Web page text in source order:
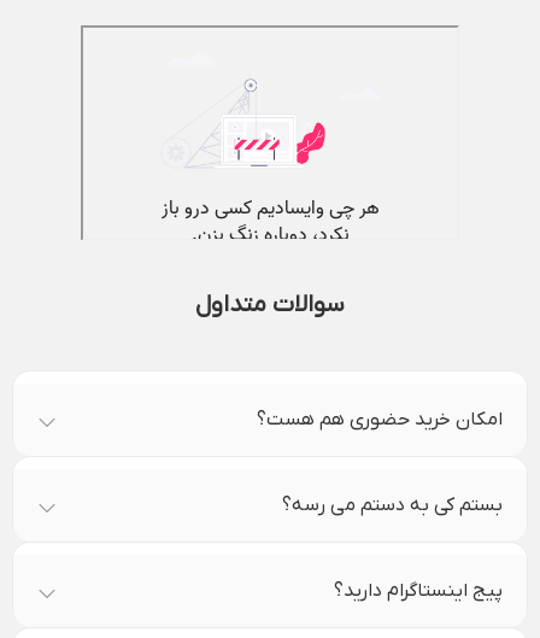
سوالات متداول
امکان خرید حضوری هم هست؟
بستم کی به دستم می رسه؟
پیج اینستاگرام دارید؟